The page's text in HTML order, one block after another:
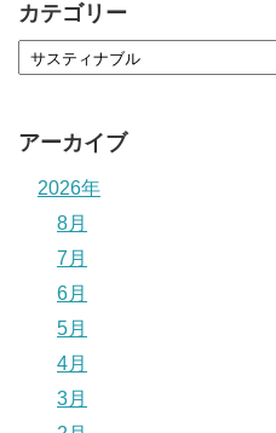
カテゴリー
アーカイブ
2026年
8月
7月
6月
5月
4月
3月